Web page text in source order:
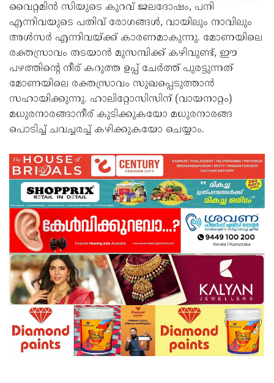
വൈറ്റമിൻ സിയുടെ കുറവ് ജലദോഷം, പനി
എന്നിവയുടെ പതിവ് രോഗങ്ങൾ, വായിലും നാവിലും
അൾസർ എന്നിവയ്ക്ക് കാരണമാകുന്നു. മോണയിലെ
രക്തസ്രാവം തടയാൻ മുസമ്പിക്ക് കഴിവുണ്ട്, ഈ
പഴത്തിൻ്റെ നീര് കറുത്ത ഉപ്പ് ചേർത്ത് പുരട്ടുന്നത്
മോണയിലെ രക്തസ്രാവം സുഖപ്പെടുത്താൻ
സഹായിക്കുന്നു. ഹാലിറ്റോസിസിന് (വായനാറ്റം)
മധുരനാരങ്ങാനീര് കുടിക്കുകയോ മധുരനാരങ്ങ
പൊടിച്ച് ചവച്ചരച്ച് കഴിക്കുകയോ ചെയ്യാം.